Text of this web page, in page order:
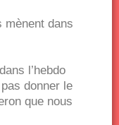
mènent dans
l’hebdo
donner le
que nous